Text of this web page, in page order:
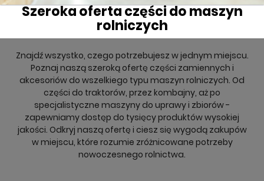
Szeroka oferta części do maszyn
rolniczych
Znajdź wszystko, czego potrzebujesz w jednym miejscu.
Poznaj naszą szeroką ofertę części zamiennych i
akcesoriów do wszelkiego typu maszyn rolniczych. Od
części do traktorów, przez kombajny, aż po
specjalistyczne maszyny do uprawy i zbiorów -
zapewniamy dostęp do tysięcy produktów wysokiej
jakości. Odkryj naszą ofertę i ciesz się wygodą zakupów
w miejscu, które rozumie zróżnicowane potrzeby
nowoczesnego rolnictwa.